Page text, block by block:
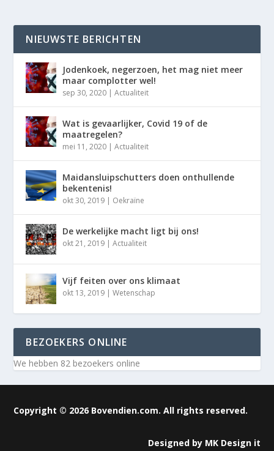
NIEUWSTE BERICHTEN
Jodenkoek, negerzoen, het mag niet meer
maar complotter wel!
sep 30, 2020 |Actualiteit
Wat is gevaarlijker, Covid 19 of de
maatregelen?
mei 11, 2020 |Actualiteit
Maidansluipschutters doen onthullende
bekentenis!
okt 30, 2019 Oekraïne
De werkelijke macht ligt bij ons!
okt 21, 2019 |Actualiteit
Vijf feiten over ons klimaat
okt 13, 2019 |Wetenschap
BEZOEKERS ONLINE
We hebben 82 bezoekers online
Copyright © 2026 Bovendien.com. All rights reserved.
Designed by MK Design it